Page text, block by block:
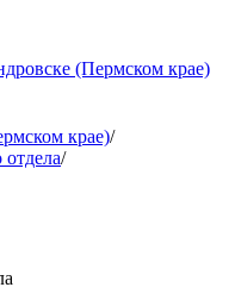
(Пермском крае)
крае)/
отдела/